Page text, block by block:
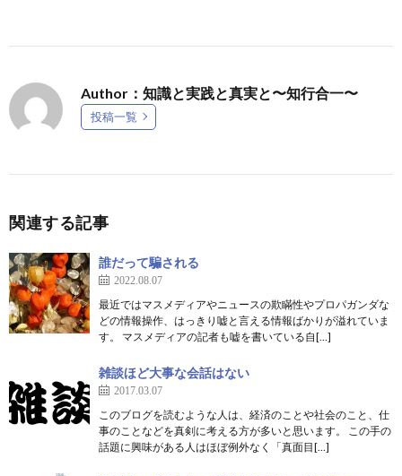
Author：知識と実践と真実と〜知行合一〜
投稿一覧
関連する記事
誰だって騙される
2022.08.07
最近ではマスメディアやニュースの欺瞞性やプロパガンダな
どの情報操作、はっきり嘘と言える情報ばかりが溢れていま
す。 マスメディアの記者も嘘を書いている自[…]
雑談ほど大事な会話はない
2017.03.07
このブログを読むような人は、経済のことや社会のこと、仕
事のことなどを真剣に考える方が多いと思います。 この手の
話題に興味がある人はほぼ例外なく「真面目[…]